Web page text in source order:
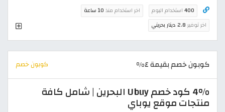
400 استخدام اليوم اخر استخدام منذ 10 ساعة
اخر توفير 2.8 دينار بحريني
كوبون خصم بقيمة ٤% كوبون خصم
4% كود خصم Ubuy البحرين | شامل كافة
منتجات موقع يوباي